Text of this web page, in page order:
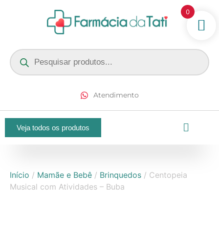
Atendimento
Veja todos os produtos
Início / Mamãe e Bebê / Brinquedos / Centopeia
Musical com Atividades – Buba
0